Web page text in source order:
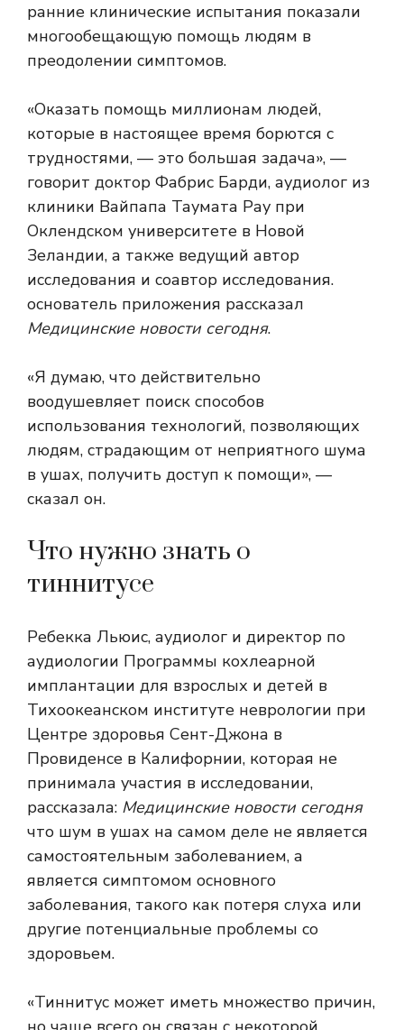
ранние клинические испытания показали
многообещающую помощь людям в
преодолении симптомов.
«Оказать помощь миллионам людей,
которые в настоящее время борются с
трудностями, — это большая задача», —
говорит доктор Фабрис Барди, аудиолог из
клиники Вайпапа Таумата Рау при
Оклендском университете в Новой
Зеландии, а также ведущий автор
исследования и соавтор исследования.
основатель приложения рассказал
Медицинские новости сегодня.
«Я думаю, что действительно
воодушевляет поиск способов
использования технологий, позволяющих
людям, страдающим от неприятного шума
в ушах, получить доступ к помощи», —
сказал он.
Что нужно знать о
тиннитусе
Ребекка Льюис, аудиолог и директор по
аудиологии Программы кохлеарной
имплантации для взрослых и детей в
Тихоокеанском институте неврологии при
Центре здоровья Сент-Джона в
Провиденсе в Калифорнии, которая не
принимала участия в исследовании,
рассказала: Медицинские новости сегодня
что шум в ушах на самом деле не является
самостоятельным заболеванием, а
является симптомом основного
заболевания, такого как потеря слуха или
другие потенциальные проблемы со
здоровьем.
«Тиннитус может иметь множество причин,